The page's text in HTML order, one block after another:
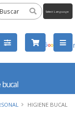
by
HIGIENE BUCAL